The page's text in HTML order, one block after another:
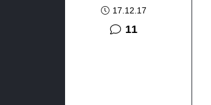
17.12.17
11komentara